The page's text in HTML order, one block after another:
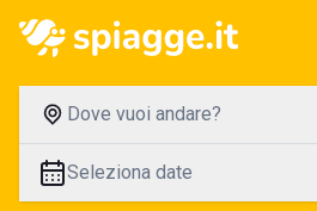
Dove vuoi andare?
Seleziona date